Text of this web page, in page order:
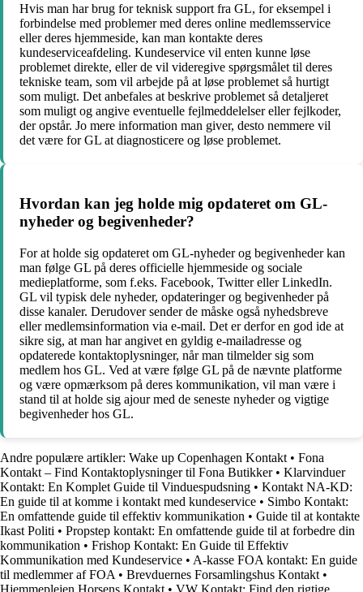
Hvis man har brug for teknisk support fra GL, for eksempel i
forbindelse med problemer med deres online medlemsservice
eller deres hjemmeside, kan man kontakte deres
kundeserviceafdeling. Kundeservice vil enten kunne løse
problemet direkte, eller de vil videregive spørgsmålet til deres
tekniske team, som vil arbejde på at løse problemet så hurtigt
som muligt. Det anbefales at beskrive problemet så detaljeret
som muligt og angive eventuelle fejlmeddelelser eller fejlkoder,
der opstår. Jo mere information man giver, desto nemmere vil
det være for GL at diagnosticere og løse problemet.
Hvordan kan jeg holde mig opdateret om GL-
nyheder og begivenheder?
For at holde sig opdateret om GL-nyheder og begivenheder kan
man følge GL på deres officielle hjemmeside og sociale
medieplatforme, som f.eks. Facebook, Twitter eller LinkedIn.
GL vil typisk dele nyheder, opdateringer og begivenheder på
disse kanaler. Derudover sender de måske også nyhedsbreve
eller medlemsinformation via e-mail. Det er derfor en god ide at
sikre sig, at man har angivet en gyldig e-mailadresse og
opdaterede kontaktoplysninger, når man tilmelder sig som
medlem hos GL. Ved at være følge GL på de nævnte platforme
og være opmærksom på deres kommunikation, vil man være i
stand til at holde sig ajour med de seneste nyheder og vigtige
begivenheder hos GL.
Andre populære artikler: Wake up Copenhagen Kontakt • Fona
Kontakt – Find Kontaktoplysninger til Fona Butikker• Klarvinduer
Kontakt: En Komplet Guide til Vinduespudsning • Kontakt NA-KD:
En guide til at komme i kontakt med kundeservice • Simbo Kontakt:
En omfattende guide til effektiv kommunikation • Guide til at kontakte
Ikast Politi • Propstep kontakt: En omfattende guide til at forbedre din
kommunikation • Frishop Kontakt: En Guide til Effektiv
Kommunikation med Kundeservice • A-kasse FOA kontakt: En guide
til medlemmer af FOA • Brevduernes Forsamlingshus Kontakt •
Hjemmeplejen Horsens Kontakt • VW Kontakt: Find den rigtige